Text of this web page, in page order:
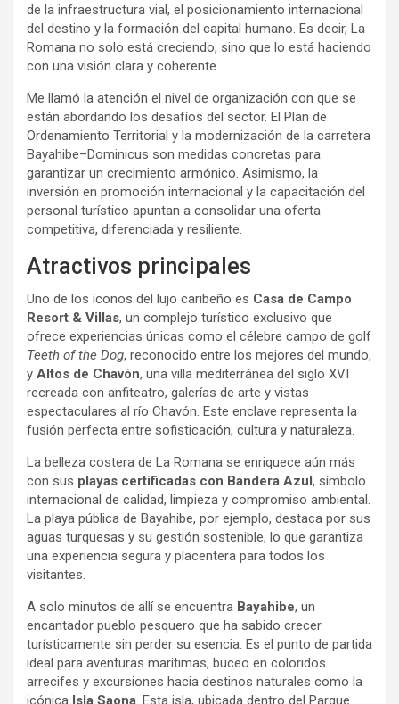
de la infraestructura vial, el posicionamiento internacional
del destino y la formación del capital humano. Es decir, La
Romana no solo está creciendo, sino que lo está haciendo
con una visión clara y coherente.
Me llamó la atención el nivel de organización con que se
están abordando los desafíos del sector. El Plan de
Ordenamiento Territorial y la modernización de la carretera
Bayahibe–Dominicus son medidas concretas para
garantizar un crecimiento armónico. Asimismo, la
inversión en promoción internacional y la capacitación del
personal turístico apuntan a consolidar una oferta
competitiva, diferenciada y resiliente.
Atractivos principales
Uno de los íconos del lujo caribeño es Casa de Campo
Resort & Villas, un complejo turístico exclusivo que
ofrece experiencias únicas como el célebre campo de golf
Teeth of the Dog, reconocido entre los mejores del mundo,
y Altos de Chavón, una villa mediterránea del siglo XVI
recreada con anfiteatro, galerías de arte y vistas
espectaculares al río Chavón. Este enclave representa la
fusión perfecta entre sofisticación, cultura y naturaleza.
La belleza costera de La Romana se enriquece aún más
con sus playas certificadas con Bandera Azul, símbolo
internacional de calidad, limpieza y compromiso ambiental.
La playa pública de Bayahibe, por ejemplo, destaca por sus
aguas turquesas y su gestión sostenible, lo que garantiza
una experiencia segura y placentera para todos los
visitantes.
A solo minutos de allí se encuentra Bayahibe, un
encantador pueblo pesquero que ha sabido crecer
turísticamente sin perder su esencia. Es el punto de partida
ideal para aventuras marítimas, buceo en coloridos
arrecifes y excursiones hacia destinos naturales como la
icónica Isla Saona. Esta isla, ubicada dentro del Parque